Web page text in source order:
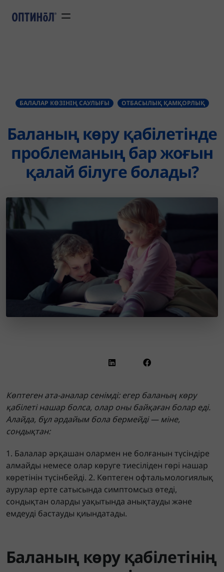
БАЛАЛАР КӨЗІНІҢ САУЛЫҒЫ ОТБАСЫЛЫҚ ҚАМҚОРЛЫҚ
Баланың көру қабілетінде
проблеманың бар жоғын
қалай білуге болады?
Көптеген ата-аналар сенімді: егер баланың көру
қабілеті нашар болса, олар оны байқаған болар еді.
Алайда, бұл әрдайым бола бермейді — міне,
сондықтан:
1. Балалар әрқашан олармен не болғанын түсіндіре
алмайды немесе олар көруге тиесіліден гөрі нашар
көретінін түсінбейді. 2. Көптеген офтальмологиялық
аурулар ерте сатысында симптомсыз өтеді,
сондықтан оларды уақытында анықтауды және
емдеуді бастауды қиындатады.
Баланың көру қабілетінің